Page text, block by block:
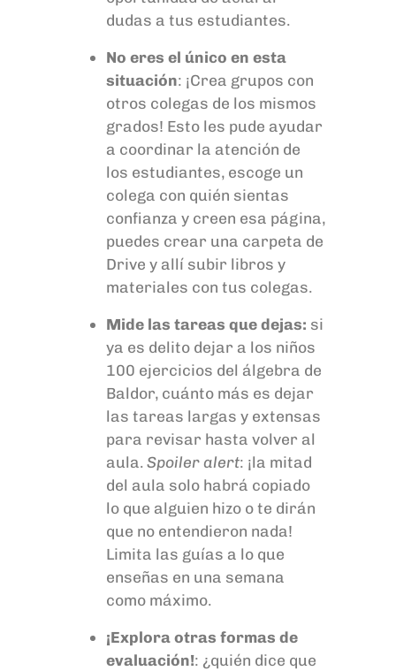
dudas a tus estudiantes.
No eres el único en esta
situación: ¡Crea grupos con
otros colegas de los mismos
grados! Esto les pude ayudar
a coordinar la atención de
los estudiantes, escoge un
colega con quién sientas
confianza y creen esa página,
puedes crear una carpeta de
Drive y allí subir libros y
materiales con tus colegas.
Mide las tareas que dejas: si
ya es delito dejar a los niños
100 ejercicios del álgebra de
Baldor, cuánto más es dejar
las tareas largas y extensas
para revisar hasta volver al
aula. Spoileralert: ¡la mitad
del aula solo habrá copiado
lo que alguien hizo o te dirán
que no entendieron nada!
Limita las guías a lo que
enseñas en una semana
como máximo.
¡Explora otras formas de
evaluación!: ¿quién dice que